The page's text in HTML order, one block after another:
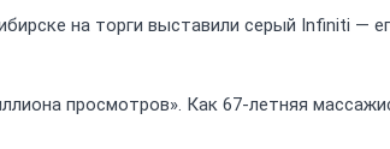
на торги выставили серый Infiniti —
просмотров». Как 67-летняя